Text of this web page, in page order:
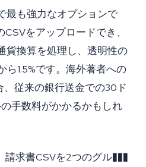
最も強力なオプションで
をアップロードでき、
貨換算を処理し、透明性の
ら1.5%です。海外著者への
従来の銀行送金での30ド
手数料がかかるかもしれ
求書CSVを2つのグル���